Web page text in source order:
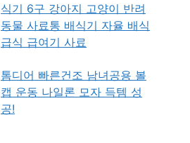
식기 6구 강아지 고양이 반려
동물 사료통 배식기 자율 배식
급식 급여기 사료
톰디어 빠른건조 남녀공용 볼
캡 운동 나일론 모자 득템 성
공!